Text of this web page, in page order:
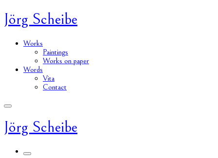
Jörg Scheibe
Works
Paintings
Works on paper
Words
Vita
Contact
Jörg Scheibe